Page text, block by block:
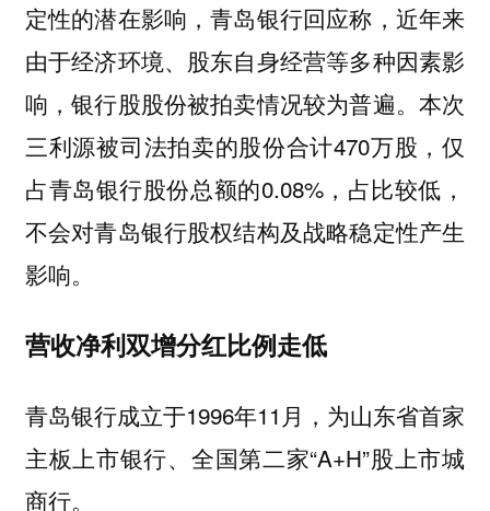
定性的潜在影响，青岛银行回应称，近年来
由于经济环境、股东自身经营等多种因素影
响，银行股股份被拍卖情况较为普遍。本次
三利源被司法拍卖的股份合计470万股，仅
占青岛银行股份总额的0.08%，占比较低，
不会对青岛银行股权结构及战略稳定性产生
影响。
营收净利双增分红比例走低
青岛银行成立于1996年11月，为山东省首家
主板上市银行、全国第二家“A+H”股上市城
商行。